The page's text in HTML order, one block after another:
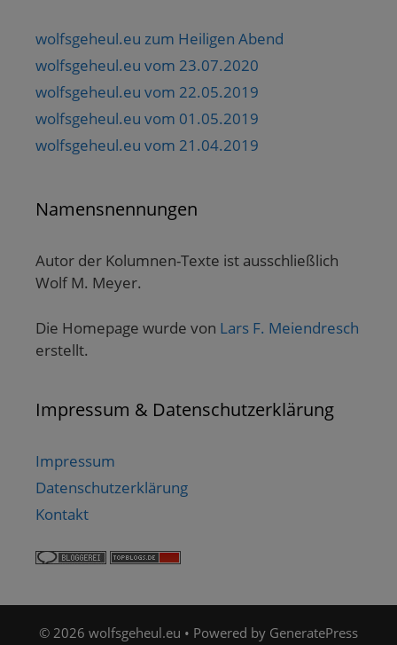
wolfsgeheul.eu zum Heiligen Abend
wolfsgeheul.eu vom 23.07.2020
wolfsgeheul.eu vom 22.05.2019
wolfsgeheul.eu vom 01.05.2019
wolfsgeheul.eu vom 21.04.2019
Namensnennungen
Autor der Kolumnen-Texte ist ausschließlich
Wolf M. Meyer.
Die Homepage wurde von Lars F. Meiendresch
erstellt.
Impressum & Datenschutzerklärung
Impressum
Datenschutzerklärung
Kontakt
© 2026 wolfsgeheul.eu • Powered by GeneratePress